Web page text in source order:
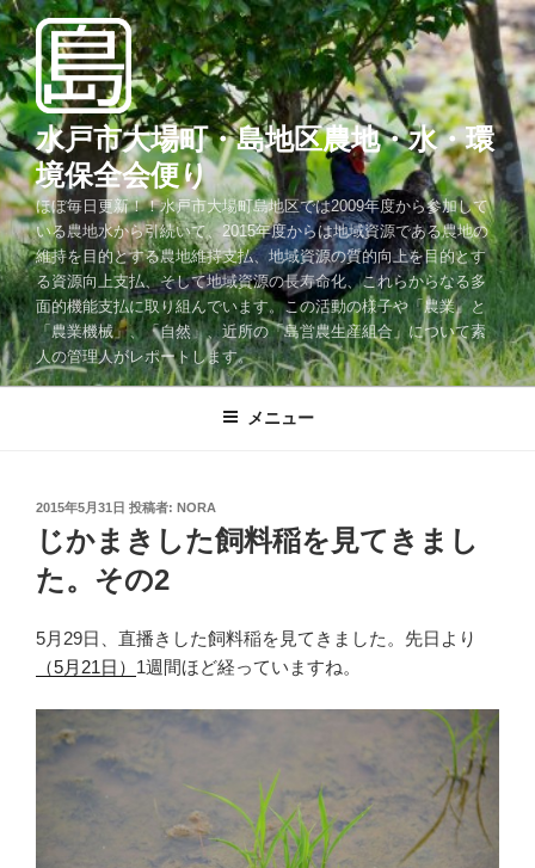
コ
ン
テ
ン
ツ
へ
ス
キ
ッ
プ
水戸市大場町・島地区農地・水・環
境保全会便り
ほぼ毎日更新！！水戸市大場町島地区では2009年度から参加して
いる農地水から引続いて、2015年度からは地域資源である農地の
維持を目的とする農地維持支払、地域資源の質的向上を目的とす
る資源向上支払、そして地域資源の長寿命化、これらからなる多
面的機能支払に取り組んでいます。この活動の様子や「農業」と
「農業機械」、「自然」、近所の「島営農生産組合」について素
人の管理人がレポートします。
メニュー
投
稿
日:
2015年5月31日 投稿者: NORA
じかまきした飼料稲を見てきまし
た。その2
5月29日、直播きした飼料稲を見てきました。先日より
（5月21日） 1週間ほど経っていますね。